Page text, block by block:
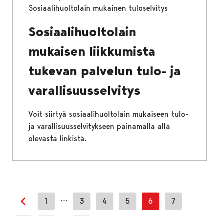
Sosiaalihuoltolain mukainen tuloselvitys
Sosiaalihuoltolain
mukaisen liikkumista
tukevan palvelun tulo- ja
varallisuusselvitys
Voit siirtyä sosiaalihuoltolain mukaiseen tulo-
ja varallisuusselvitykseen painamalla alla
olevasta linkistä.
Edellinen sivu
1 … 3 4 5 6 7